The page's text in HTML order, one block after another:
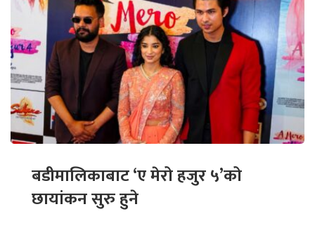
बडीमालिकाबाट ‘ए मेरो हजुर ५’को
छायांकन सुरु हुने